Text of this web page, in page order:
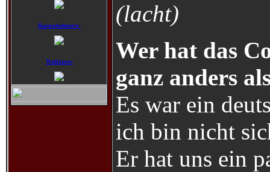
Sureshotworx:
Trollzorn:
(lacht)
Wer hat das
ganz anders
Es war ein
ich bin nicht
Er hat uns ein